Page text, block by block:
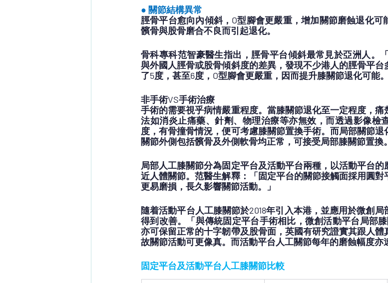
● 關節結構異常
脛骨平台愈向內傾斜，O型腳會更嚴重，增加關節磨蝕退化
髕骨與股骨磨合不良而引起退化。
骨科專科范智豪醫生指出，脛骨平台傾斜最常見於亞洲人。
與外國人脛骨或股骨傾斜度的差異，發現不少港人的脛骨平
了5度，甚至6度，O型腳會更嚴重，因而提升膝關節退化可能。
非手術VS手術治療
手術的需要視乎病情嚴重程度。當膝關節退化至一定程度，
法如消炎止痛藥、針劑、物理治療等亦無效，而透過影像檢
度，有骨撞骨情況，便可考慮膝關節置換手術。而局部關節退
關節外側包括髕骨及外側軟骨均正常，可接受局部膝關節置換。
局部人工膝關節分為固定平台及活動平台兩種，以活動平台
近人體關節。范醫生解釋：「固定平台的關節接觸面採用圓對
更易磨損，長久影響關節活動。」
隨着活動平台人工膝關節於2018年引入本港，並應用於微創
得到改善。「與傳統固定平台手術相比，微創活動平台局部
亦可保留正常的十字韌帶及股骨面，英國有研究證實其跟人體
故關節活動可更像真。而活動平台人工關節每年的磨蝕幅度亦
固定平台及活動平台人工膝關節比較